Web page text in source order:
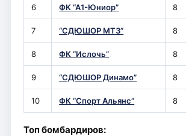
6 ФК “А1-Юниор” 8
7 “СДЮШОР МТЗ” 8
8 ФК “Ислочь” 8
9 “СДЮШОР Динамо” 8
10 ФК “Спорт Альянс” 8
Топ бомбардиров: